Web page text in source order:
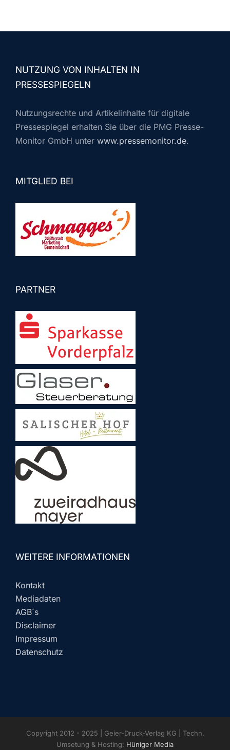
NUTZUNG VON INHALTEN IN
PRESSESPIEGELN
Nutzungsrechte und Artikelinhalte für digitale
Pressespiegel erhalten Sie über die PMG Presse-
Monitor GmbH unter www.pressemonitor.de.
MITGLIED BEI
PARTNER
WEITERE INFORMATIONEN
Kontakt
Mediadaten
AGB´s
Disclaimer
Impressum
Datenschutz
Copyright 2012 - 2025 | Geier-Druck-Verlag KG | Techn.
Umsetung & Hosting: Hüniger Media